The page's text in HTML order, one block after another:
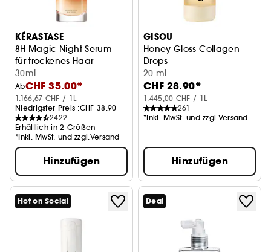
KÉRASTASE
8H Magic Night Serum
für trockenes Haar
30ml
AbCHF 35.00*
1.166,67 CHF / 1L
Niedrigster Preis :CHF 38.90
2422
Erhältlich in 2 Größen
*Inkl. MwSt. und zzgl.Versand
Hinzufügen
GISOU
Honey Gloss Collagen
Drops
Haaröl mit Honig und
20 ml
CHF 28.90*
1.445,00 CHF / 1L
261
*Inkl. MwSt. und zzgl.Versand
Hinzufügen
Hot on Social Deal